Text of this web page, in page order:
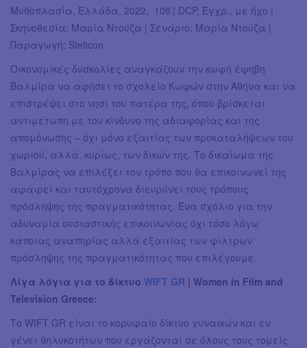
Μυθοπλασία, Ελλάδα, 2022, 108’| DCP, Έγχρ., με ήχο |
Σκηνοθεσία: Μαρία Ντούζα | Σενάριο: Μαρία Ντούζα |
Παραγωγή: Steficon
Οικονομικές δυσκολίες αναγκάζουν την κωφή έφηβη
Βαλμίρα να αφήσει το σχολείο Κωφών στην Αθήνα και να
επιστρέψει στο νησί του πατέρα της, όπου βρίσκεται
αντιμέτωπη με τον κίνδυνο της αδιαφορίας και της
απομόνωσης – όχι μόνο εξαιτίας των προκαταλήψεων του
χωριού, αλλά, κυρίως, των δικών της. Το δικαίωμα της
Βαλμίρας να επιλέξει τον τρόπο που θα επικοινωνεί της
αφαιρεί και ταυτόχρονα διευρύνει τους τρόπους
πρόσληψης της πραγματικότητας. Ένα σχόλιο για την
αδυναμία ουσιαστικής επικοινωνίας όχι τόσο λόγω
κάποιας αναπηρίας αλλά εξαιτίας των φίλτρων
πρόσληψης της πραγματικότητας που επιλέγουμε.
Λίγα λόγια για το δίκτυο WIFT GR | Women in Film and
Television Greece:
Το WIFT GR είναι το κορυφαίο δίκτυο γυναικών και εν
γένει θηλυκοτήτων που εργάζονται σε όλους τους τομείς